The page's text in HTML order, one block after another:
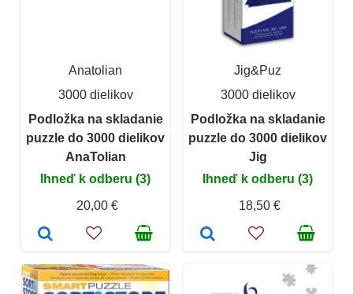
Anatolian
3000 dielikov
Podložka na skladanie
puzzle do 3000 dielikov
AnaTolian
Ihneď k odberu (3)
20,00 €
Jig&Puz
3000 dielikov
Podložka na skladanie
puzzle do 3000 dielikov
Jig
Ihneď k odberu (3)
18,50 €